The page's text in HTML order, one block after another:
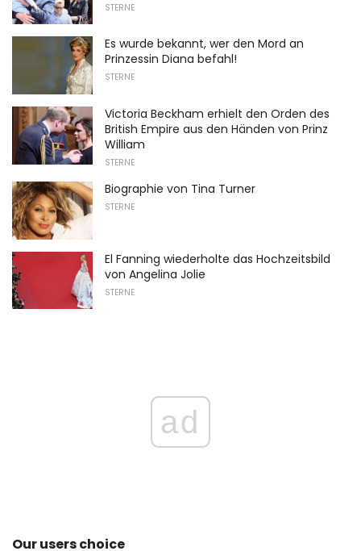
STERNE
Es wurde bekannt, wer den Mord an
Prinzessin Diana befahl!
STERNE
Victoria Beckham erhielt den Orden des
British Empire aus den Händen von Prinz
William
STERNE
Biographie von Tina Turner
STERNE
El Fanning wiederholte das Hochzeitsbild
von Angelina Jolie
STERNE
ad
Our users choice